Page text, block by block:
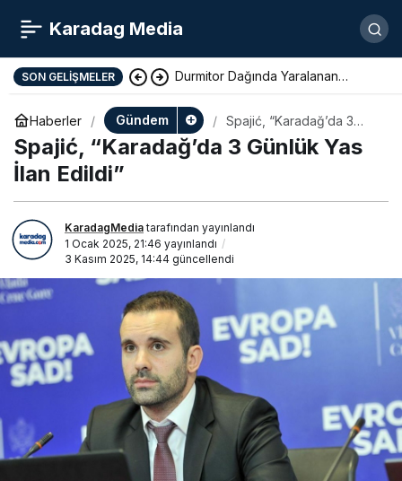
Karadag Media
SON GELIŞMELER Durmitor Dağında Yaralanan
Yunan Turist Başarıyla Kurtarıldı
Haberler Gündem
Spajić, “Karadağ’da 3
Günlük Yas İlan Edildi”
Spajić, “Karadağ’da 3 Günlük Yas
İlan Edildi”
KaradagMediatarafından yayınlandı
1 Ocak 2025, 21:46 yayınlandı
3 Kasım 2025, 14:44 güncellendi